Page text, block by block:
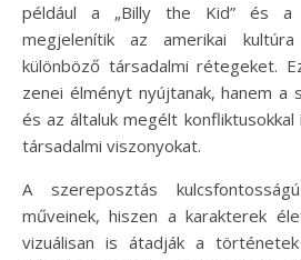
például a „Billy the Kid” és a
megjelenítik az amerikai
különböző társadalmi rétegeket.
zenei élményt nyújtanak, hanem a
és az általuk megélt
társadalmi viszonyokat.
A szereposztás
műveinek, hiszen a karakterek
vizuálisan is átadják a